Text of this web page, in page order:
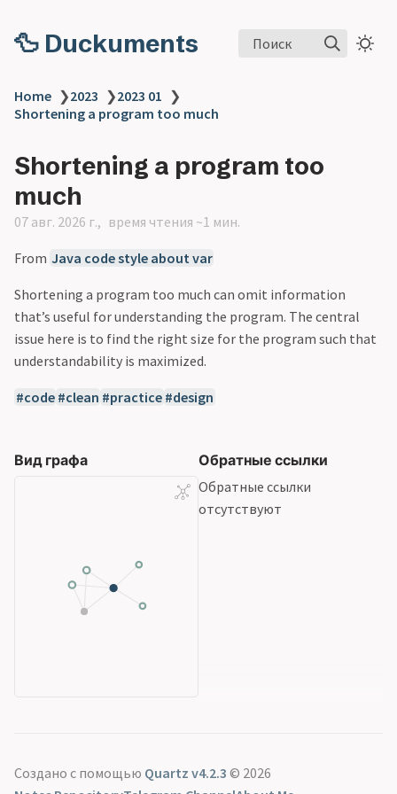
🦆 Duckuments Поиск
Home ❯2023 ❯2023 01 ❯
Shortening a program too much
Shortening a program too
much
07 авг. 2026 г. время чтения ~1 мин.
From Java code style about var
Shortening a program too much can omit information
that’s useful for understanding the program. The central
issue here is to find the right size for the program such that
understandability is maximized.
code clean practice design
Вид графа
Обратные ссылки
Обратные ссылки
отсутствуют
Создано с помощью Quartz v4.2.3 © 2026